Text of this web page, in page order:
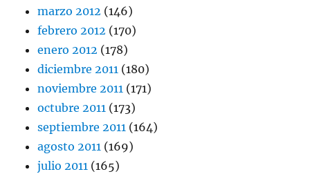
marzo 2012 (146)
febrero 2012 (170)
enero 2012 (178)
diciembre 2011 (180)
noviembre 2011 (171)
octubre 2011 (173)
septiembre 2011 (164)
agosto 2011 (169)
julio 2011 (165)